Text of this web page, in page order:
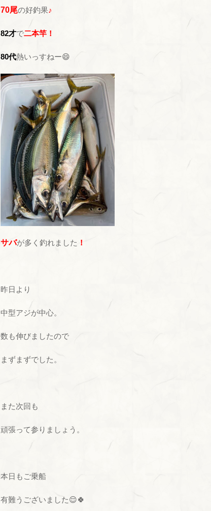
70尾の好釣果♪
82才で二本竿！
80代熱いっすねー😄
サバが多く釣れました ！
昨日より
中型アジが中心。
数も伸びましたので
まずまずでした。
また次回も
頑張って参りましょう。
本日もご乗船
有難うございました😌🍀